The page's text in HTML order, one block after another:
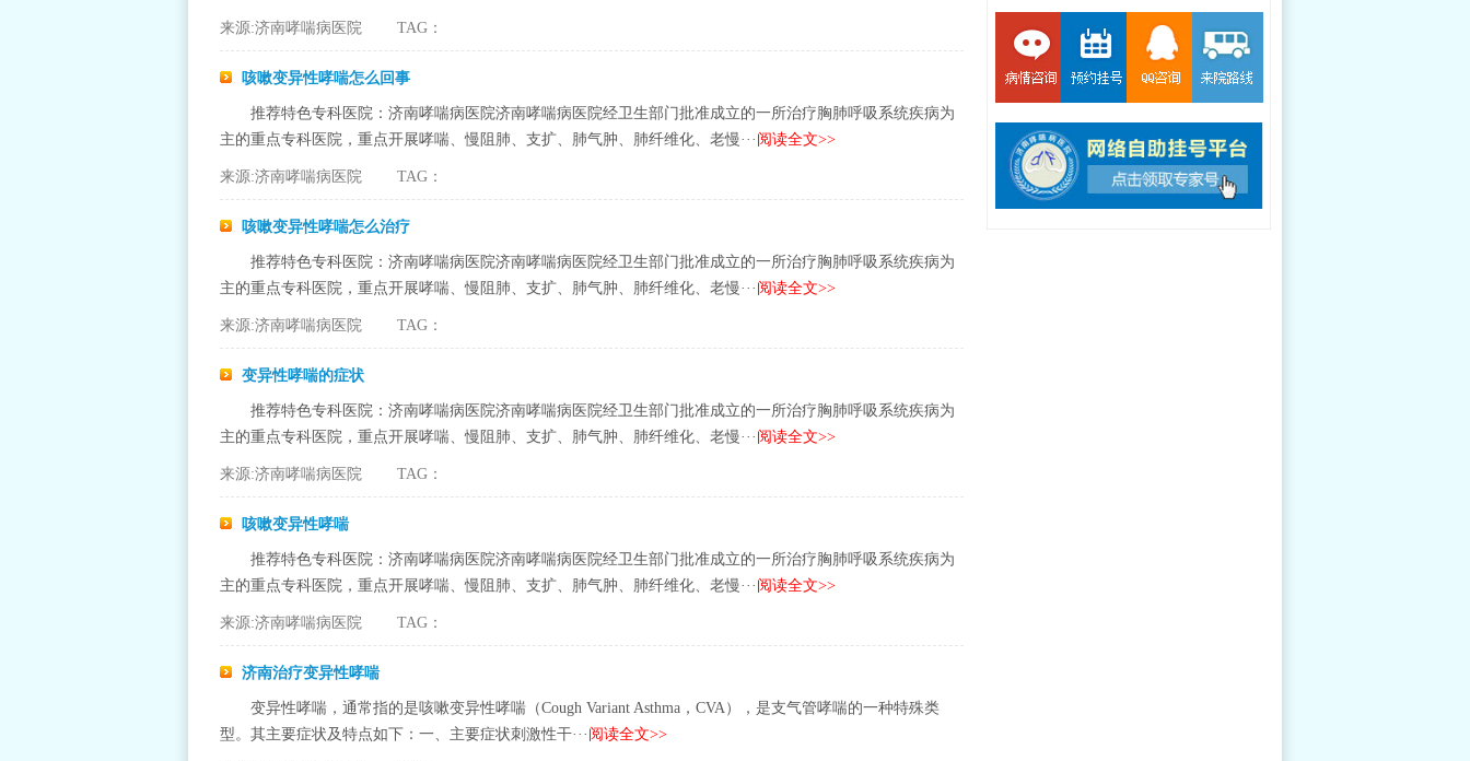
来源:济南哮喘病医院 TAG：
咳嗽变异性哮喘怎么回事
推荐特色专科医院：济南哮喘病医院济南哮喘病医院经卫生部门批准成立的一所治疗胸肺呼吸系统疾病为
主的重点专科医院，重点开展哮喘、慢阻肺、支扩、肺气肿、肺纤维化、老慢··· 阅读全文>>
来源:济南哮喘病医院 TAG：
咳嗽变异性哮喘怎么治疗
推荐特色专科医院：济南哮喘病医院济南哮喘病医院经卫生部门批准成立的一所治疗胸肺呼吸系统疾病为
主的重点专科医院，重点开展哮喘、慢阻肺、支扩、肺气肿、肺纤维化、老慢··· 阅读全文>>
来源:济南哮喘病医院 TAG：
变异性哮喘的症状
推荐特色专科医院：济南哮喘病医院济南哮喘病医院经卫生部门批准成立的一所治疗胸肺呼吸系统疾病为
主的重点专科医院，重点开展哮喘、慢阻肺、支扩、肺气肿、肺纤维化、老慢··· 阅读全文>>
来源:济南哮喘病医院 TAG：
咳嗽变异性哮喘
推荐特色专科医院：济南哮喘病医院济南哮喘病医院经卫生部门批准成立的一所治疗胸肺呼吸系统疾病为
主的重点专科医院，重点开展哮喘、慢阻肺、支扩、肺气肿、肺纤维化、老慢··· 阅读全文>>
来源:济南哮喘病医院 TAG：
济南治疗变异性哮喘
变异性哮喘，通常指的是咳嗽变异性哮喘（Cough Variant Asthma，CVA），是支气管哮喘的一种特殊类
型。其主要症状及特点如下：一、主要症状刺激性干··· 阅读全文>>